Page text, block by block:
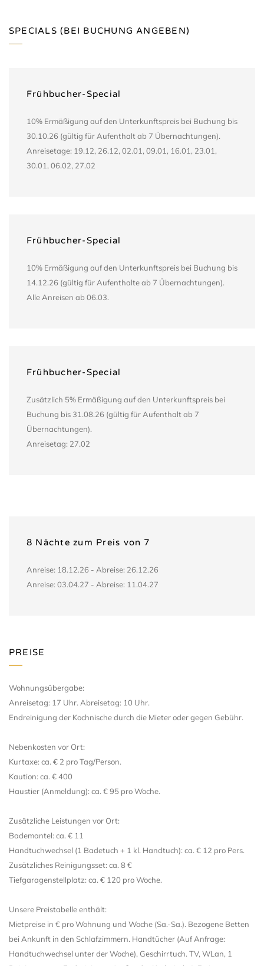
SPECIALS (BEI BUCHUNG ANGEBEN)
Frühbucher-Special
10% Ermäßigung auf den Unterkunftspreis bei Buchung bis
30.10.26 (gültig für Aufenthalt ab 7 Übernachtungen).
Anreisetage: 19.12, 26.12, 02.01, 09.01, 16.01, 23.01,
30.01, 06.02, 27.02
Frühbucher-Special
10% Ermäßigung auf den Unterkunftspreis bei Buchung bis
14.12.26 (gültig für Aufenthalte ab 7 Übernachtungen).
Alle Anreisen ab 06.03.
Frühbucher-Special
Zusätzlich 5% Ermäßigung auf den Unterkunftspreis bei
Buchung bis 31.08.26 (gültig für Aufenthalt ab 7
Übernachtungen).
Anreisetag: 27.02
8 Nächte zum Preis von 7
Anreise: 18.12.26 - Abreise: 26.12.26
Anreise: 03.04.27 - Abreise: 11.04.27
PREISE
Wohnungsübergabe:
Anreisetag: 17 Uhr. Abreisetag: 10 Uhr.
Endreinigung der Kochnische durch die Mieter oder gegen Gebühr.
Nebenkosten vor Ort:
Kurtaxe: ca. € 2 pro Tag/Person.
Kaution: ca. € 400
Haustier (Anmeldung): ca. € 95 pro Woche.
Zusätzliche Leistungen vor Ort:
Bademantel: ca. € 11
Handtuchwechsel (1 Badetuch + 1 kl. Handtuch): ca. € 12 pro Pers.
Zusätzliches Reinigungsset: ca. 8 €
Tiefgaragenstellplatz: ca. € 120 pro Woche.
Unsere Preistabelle enthält:
Mietpreise in € pro Wohnung und Woche (Sa.-Sa.). Bezogene Betten
bei Ankunft in den Schlafzimmern. Handtücher (Auf Anfrage:
Handtuchwechsel unter der Woche), Geschirrtuch. TV, WLan, 1